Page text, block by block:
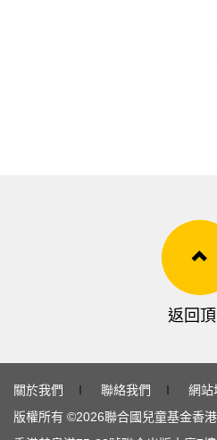
返回
關於我們 ∣ 聯絡我們 ∣ 網站
版權所有 ©2026聯合國兒童基金香